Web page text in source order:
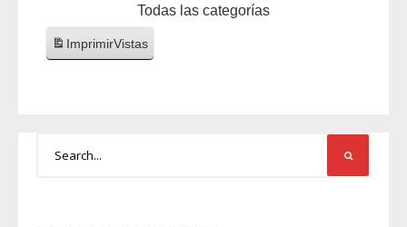
Todas las categorías
ImprimirVistas